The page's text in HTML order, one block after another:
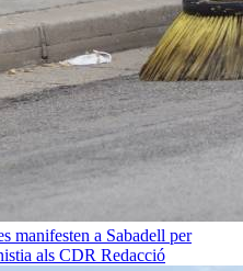
manifesten a Sabadell per
als CDR Redacció